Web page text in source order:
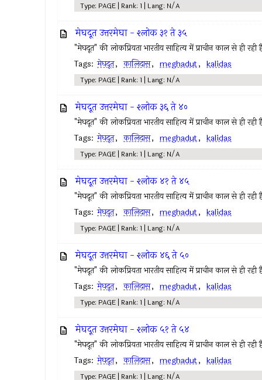
Type: PAGE | Rank: 1 | Lang: N/A
मेघदूत उत्तरमेघा - श्लोक ३१ ते ३५
"मेघदूत" की लोकप्रियता भारतीय साहित्य में प्राचीन काल से ही रही
Tags: मेघदूत, कालिदास, meghadut, kalidas
Type: PAGE | Rank: 1 | Lang: N/A
मेघदूत उत्तरमेघा - श्लोक ३६ ते ४०
"मेघदूत" की लोकप्रियता भारतीय साहित्य में प्राचीन काल से ही रही
Tags: मेघदूत, कालिदास, meghadut, kalidas
Type: PAGE | Rank: 1 | Lang: N/A
मेघदूत उत्तरमेघा - श्लोक ४१ ते ४५
"मेघदूत" की लोकप्रियता भारतीय साहित्य में प्राचीन काल से ही रही
Tags: मेघदूत, कालिदास, meghadut, kalidas
Type: PAGE | Rank: 1 | Lang: N/A
मेघदूत उत्तरमेघा - श्लोक ४६ ते ५०
"मेघदूत" की लोकप्रियता भारतीय साहित्य में प्राचीन काल से ही रही
Tags: मेघदूत, कालिदास, meghadut, kalidas
Type: PAGE | Rank: 1 | Lang: N/A
मेघदूत उत्तरमेघा - श्लोक ५१ ते ५४
"मेघदूत" की लोकप्रियता भारतीय साहित्य में प्राचीन काल से ही रही
Tags: मेघदूत, कालिदास, meghadut, kalidas
Type: PAGE | Rank: 1 | Lang: N/A